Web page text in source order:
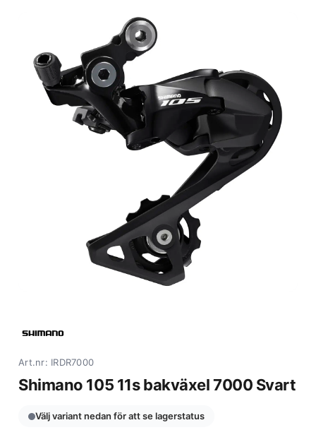
Art.nr: IRDR7000
Shimano 105 11s bakväxel 7000 Svart
Välj variant nedan för att se lagerstatus